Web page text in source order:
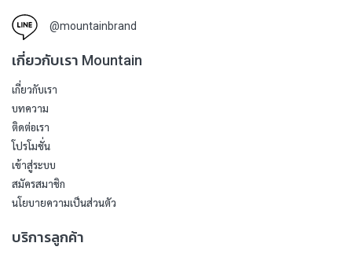
@mountainbrand
เกี่ยวกับเรา Mountain
เกี่ยวกับเรา
บทความ
ติดต่อเรา
โปรโมชั่น
เข้าสู่ระบบ
สมัครสมาชิก
นโยบายความเป็นส่วนตัว
บริการลูกค้า